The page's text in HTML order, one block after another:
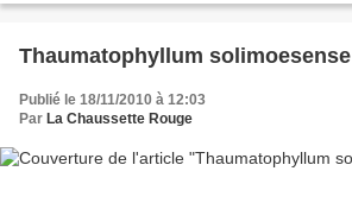
Thaumatophyllum solimoesense
Publié le 18/11/2010 à 12:03
Par La Chaussette Rouge